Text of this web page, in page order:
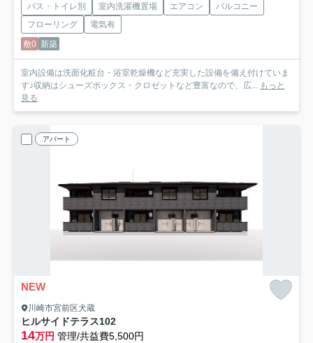
バス・トイレ別 室内洗濯機置場 エアコン
バルコニー
フローリング
電気有
敷0 新築
室内設備は洗面化粧台・浴室乾燥機など充実した設備を備え付けていま
す♪収納はシューズボックス・クロゼットなど豊富なので、広...
もっと
見る
アパート
NEW
川崎市宮前区犬蔵
ヒルサイドテラス102
14万円 管理/共益費5,500円